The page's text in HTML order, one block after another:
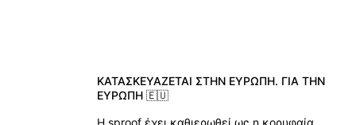
ΚΑΤΑΣΚΕΥΆΖΕΤΑΙ ΣΤΗΝ ΕΥΡΏΠΗ. ΓΙΑ ΤΗΝ
ΕΥΡΏΠΗ 🇪🇺
Η sproof έχει καθιερωθεί ως η κορυφαία